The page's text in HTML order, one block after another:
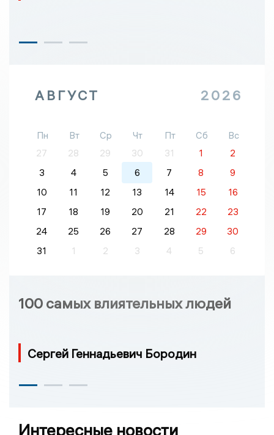
АВГУСТ 2026
Пн Вт Ср Чт Пт Сб
Вс
27
28 29 30 31 1
2
3
4 5 6 7 8
9
10
11 12 13 14 15
16
17
18 19 20 21 22
23
24
25 26 27 28 29
30
31
1 2 3 4 5 6
100 самых влиятельных людей
Сергей Геннадьевич Бородин
Интересные новости